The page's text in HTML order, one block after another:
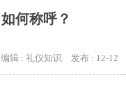
如何称呼？
编辑 : 礼仪知识 发布 : 12-12